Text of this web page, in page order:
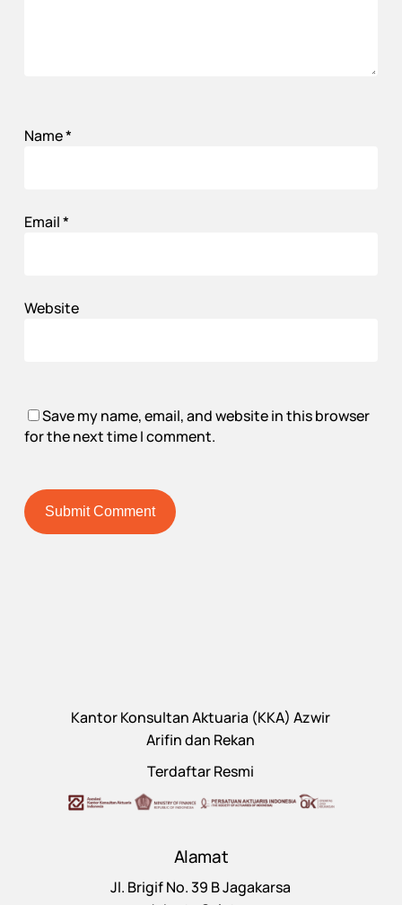
Name*
Email*
Website
Save my name, email, and website in this browser
for the next time I comment.
Kantor Konsultan Aktuaria (KKA) Azwir
Arifin dan Rekan
Terdaftar Resmi
Alamat
Jl. Brigif No. 39 B Jagakarsa